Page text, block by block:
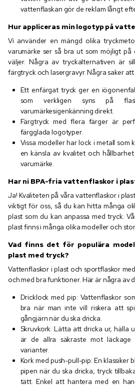
vattenflaskan gör de reklam långt
Hur appliceras min logotyp på
Vi använder en mängd olika
varumärke ser så bra ut som möjligt
väljer. Några av tryckalternativen är
färgtryck och lasergravyr. Några saker
Ett enfärgat tryck ger en
som verkligen syns på
varumärkesigenkänning direkt.
Färgtryck med flera färger är
färgglada logotyper.
Vissa modeller har lock i metall som
en känsla av kvalitet och
varumärke.
Har ni BPA-fria vattenflaskor i
Ja! Kvaliteten på våra vattenflaskor i
viktigt för oss, så du kan hitta många
plast som du kan anpassa med tryck.
plast finns i många olika modeller och
Vad finns det för populära
plast med tryck?
Vattenflaskor i plast och sportflaskor
och med bra funktioner. Här är några av
Dricklock med pip: Vattenflaskor
bra när man inte vill riskera att
gångjärn när du ska dricka.
Skruvkork: Lätta att dricka ur, hälla
är de allra säkraste mot
varianter.
Kork med push-pull-pip: En klassiker
pipen när du ska dricka, tryck
tätt. Enkel att hantera med en